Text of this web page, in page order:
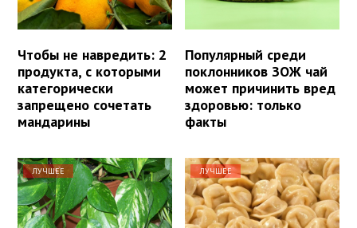
Чтобы не навредить: 2
продукта, с которыми
категорически
запрещено сочетать
мандарины
Популярный среди
поклонников ЗОЖ чай
может причинить вред
здоровью: только
факты
ЛУЧШЕЕ ЛУЧШЕЕ